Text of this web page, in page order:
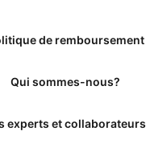
de remboursement
Qui sommes-nous?
experts et collaborateurs